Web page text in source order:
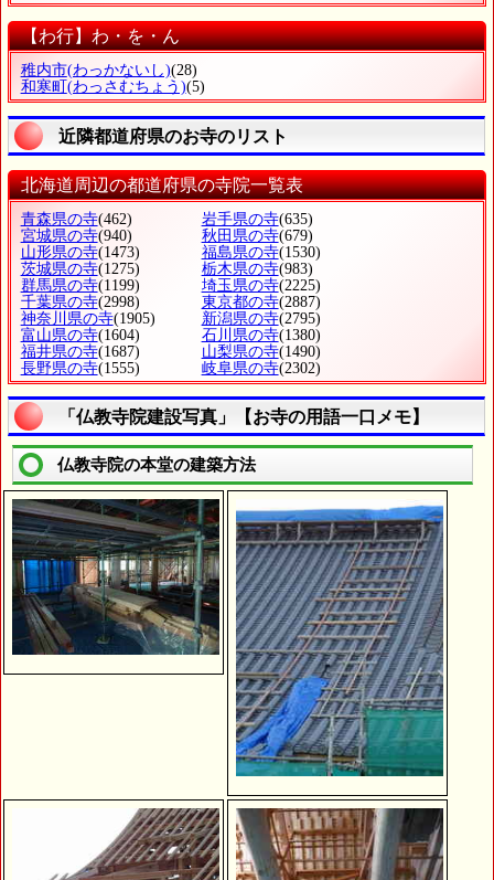
【わ行】わ・を・ん
稚内市(わっかないし)(28)
和寒町 (わっさむちょう)(5)
近隣都道府県のお寺のリスト
北海道周辺の都道府県の寺院一覧表
青森県の寺(462) 岩手県の寺(635)
宮城県の寺(940) 秋田県の寺(679)
山形県の寺(1473) 福島県の寺(1530)
茨城県の寺(1275) 栃木県の寺(983)
群馬県の寺(1199) 埼玉県の寺(2225)
千葉県の寺(2998) 東京都の寺(2887)
神奈川県の寺(1905) 新潟県の寺(2795)
富山県の寺(1604) 石川県の寺(1380)
福井県の寺(1687) 山梨県の寺(1490)
長野県の寺(1555) 岐阜県の寺(2302)
「仏教寺院建設写真」【お寺の用語一口メモ】
仏教寺院の本堂の建築方法